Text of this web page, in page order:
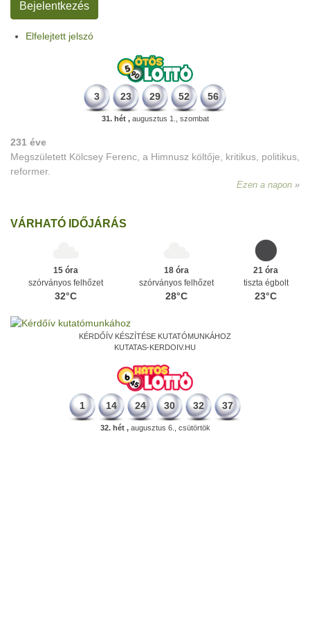
Elfelejtett jelszó
3 23 29 52 56
31. hét ,augusztus 1., szombat
231 éve
Megszületett Kölcsey Ferenc, a Himnusz költője, kritikus, politikus,
reformer.
Ezen a napon
VÁRHATÓ IDŐJÁRÁS
15 óra
szórványos felhőzet
32°C
18 óra
szórványos felhőzet
28°C
21 óra
tiszta égbolt
23°C
KÉRDŐÍV KÉSZÍTÉSE KUTATÓMUNKÁHOZ
KUTATAS-KERDOIV.HU
1 14 24 30 32 37
32. hét ,augusztus 6., csütörtök